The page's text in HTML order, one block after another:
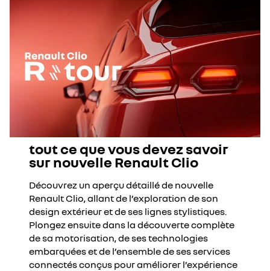
tout ce que vous devez savoir
sur nouvelle Renault Clio
Découvrez un aperçu détaillé de nouvelle
Renault Clio, allant de l’exploration de son
design extérieur et de ses lignes stylistiques.
Plongez ensuite dans la découverte complète
de sa motorisation, de ses technologies
embarquées et de l’ensemble de ses services
connectés conçus pour améliorer l’expérience